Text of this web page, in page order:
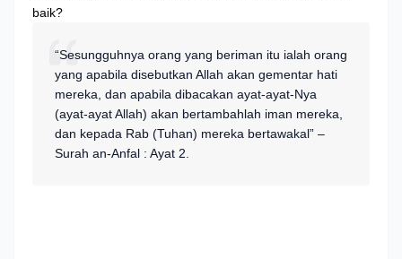
baik?
“Sesungguhnya orang yang beriman itu ialah orang
yang apabila disebutkan Allah akan gementar hati
mereka, dan apabila dibacakan ayat-ayat-Nya
(ayat-ayat Allah) akan bertambahlah iman mereka,
dan kepada Rab (Tuhan) mereka bertawakal” –
Surah an-Anfal : Ayat 2.